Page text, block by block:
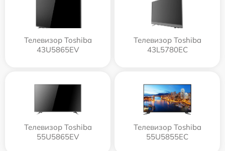
Телевизор Toshiba
43U5865EV
Телевизор Toshiba
43L5780EC
Телевизор Toshiba
55U5865EV
Телевизор Toshiba
55U5855EC